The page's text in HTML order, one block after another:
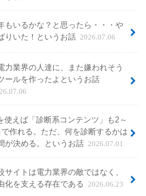
もいるかな？と思ったら・・・や
りいた！というお話 2026.07.06
力業界の人達に、また嫌われそう
ールを作ったよというお話
使えば「診断系コンテンツ」も2～
作れる。ただ、何を診断するかは
が決める。というお話 2026.07.01
サイトは電力業界の敵ではなく、
化を支える存在である
2026.06.23